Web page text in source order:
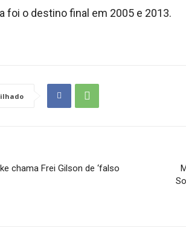
foi o destino final em 2005 e 2013.
chama Frei Gilson de ‘falso